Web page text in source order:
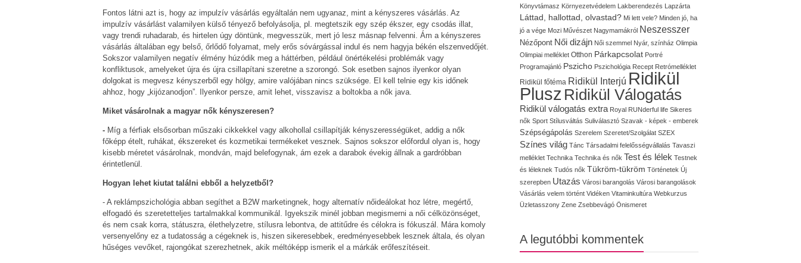
Fontos látni azt is, hogy az impulzív vásárlás egyáltalán nem ugyanaz, mint a kényszeres vásárlás. Az
impulzív vásárlást valamilyen külső tényező befolyásolja, pl. megtetszik egy szép ékszer, egy csodás illat,
vagy trendi ruhadarab, és hirtelen úgy döntünk, megvesszük, mert jó lesz másnap felvenni. Ám a kényszeres
vásárlás általában egy belső, őrlődő folyamat, mely erős sóvárgással indul és nem hagyja békén elszenvedőjét.
Sokszor valamilyen negatív élmény húzódik meg a háttérben, például önértékelési problémák vagy
konfliktusok, amelyeket újra és újra csillapítani szeretne a szorongó. Sok esetben sajnos ilyenkor olyan
dolgokat is megvesz kényszerből egy hölgy, amire valójában nincs szüksége. El kell telnie egy kis időnek
ahhoz, hogy „kijózanodjon”. Ilyenkor persze, amit lehet, visszavisz a boltokba a nők java.
Miket vásárolnak a magyar nők kényszeresen?
- Míg a férfiak elsősorban műszaki cikkekkel vagy alkohollal csillapítják kényszerességüket, addig a nők
főképp ételt, ruhákat, ékszereket és kozmetikai termékeket vesznek. Sajnos sokszor előfordul olyan is, hogy
kisebb méretet vásárolnak, mondván, majd belefogynak, ám ezek a darabok évekig állnak a gardróbban
érintetlenül.
Hogyan lehet kiutat találni ebből a helyzetből?
- A reklámpszichológia abban segíthet a B2W marketingnek, hogy alternatív nőideálokat hoz létre, megértő,
elfogadó és szeretetteljes tartalmakkal kommunikál. Igyekszik minél jobban megismerni a női célközönséget,
és nem csak korra, státuszra, élethelyzetre, stílusra lebontva, de attitűdre és célokra is fókuszál. Mára komoly
versenyelőny ez a tudatosság a cégeknek is, hiszen sikeresebbek, eredményesebbek lesznek általa, és olyan
hűséges vevőket, rajongókat szerezhetnek, akik méltóképp ismerik el a márkák erőfeszítéseit.
Könyvtámasz Környezetvédelem Lakberendezés Lapzárta
Láttad, hallottad, olvastad? Mi lett vele? Minden jó, ha
jó a vége Mozi Művészet Nagymamákról Neszesszer
Nézőpont Női dizájn Női szemmel Nyár, színház Olimpia
Olimpiai melléklet Otthon Párkapcsolat Portré
Programajánló Pszicho Pszichológia Recept Retrómelléklet
Ridikül főtéma Ridikül Interjú Ridikül
Plusz Ridikül Válogatás
Ridikül válogatás extra Royal RUNderful life Sikeres
nők Sport Stílusváltás Suliválasztó Szavak - képek - emberek
Szépségápolás Szerelem Szeretet/Szolgálat SZEX
Színes világ Tánc Társadalmi felelősségvállalás Tavaszi
melléklet Technika Technika és nők Test és lélek Testnek
és léleknek Tudós nők Tükröm-tükröm Történetek Új
szerepben Utazás Városi barangolás Városi barangolások
Vásárlás velem történt Vidéken Vitaminkultúra Webkurzus
Üzletasszony Zene Zsebbevágó Önismeret
A legutóbbi kommentek